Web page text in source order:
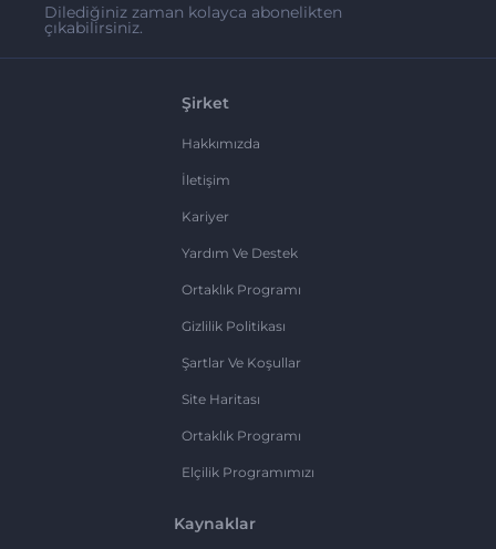
Dilediğiniz zaman kolayca abonelikten
çıkabilirsiniz.
Şirket
Hakkımızda
İletişim
Kariyer
Yardım Ve Destek
Ortaklık Programı
Gizlilik Politikası
Şartlar Ve Koşullar
Site Haritası
Ortaklık Programı
Elçilik Programımızı
Kaynaklar